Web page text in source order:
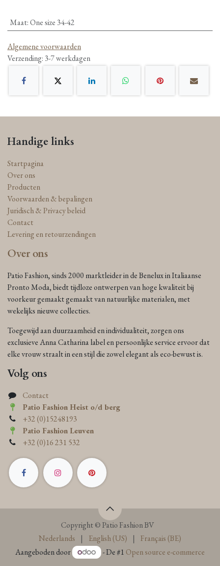
Maat:One size 34-42
Algemene voorwaarden
Verzending: 3-7 werkdagen
Handige links
Startpagina
Over ons
Producten
Voorwaarden & bepalingen
Juridisch & Privacy beleid
Contact
Levering en retourzendingen
Over ons
Patio Fashion, sinds 2000 marktleider in de Benelux in Italiaanse
Pronto Moda, biedt tijdloze ontwerpen van hoge kwaliteit bij
voorkeur gemaakt gemaakt van natuurlijke materialen, met
wekelijks nieuwe collecties.
Toegewijd aan duurzaamheid en individualiteit, zorgen ons
exclusieve Anna Catharina label en persoonlijke service ervoor dat
elke vrouw straalt in een stijl die zowel elegant als eco-bewust is.
Volg ons
Contact
Patio Fashion Heist o/d berg
+32 (0)15248193
Patio Fashion Leuven
+32 (0)16 231 532
Copyright © Patio Fashion BV
Nederlands
| English (US) |
Français (BE)
Aangeboden door
- De #1 Open source e-commerce